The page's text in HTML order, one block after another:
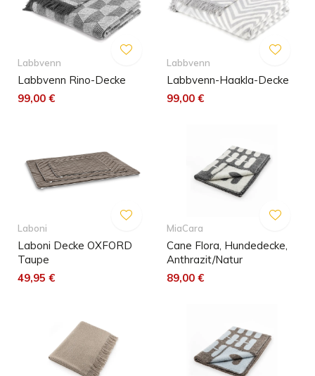
Labbvenn
Labbvenn Rino-Decke
99,00 €
Labbvenn
Labbvenn-Haakla-Decke
99,00 €
Laboni
Laboni Decke OXFORD
Taupe
49,95 €
MiaCara
Cane Flora, Hundedecke,
Anthrazit/Natur
89,00 €